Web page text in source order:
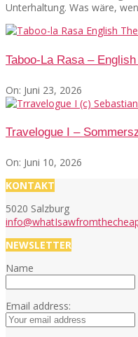
Unterhaltung. Was wäre,
Taboo-La Rasa –
On: Juni 23, 2026
Travelogue I –
On: Juni 10, 2026
KONTAKT
5020 Salzburg
NEWSLETTER
Name
Email address: